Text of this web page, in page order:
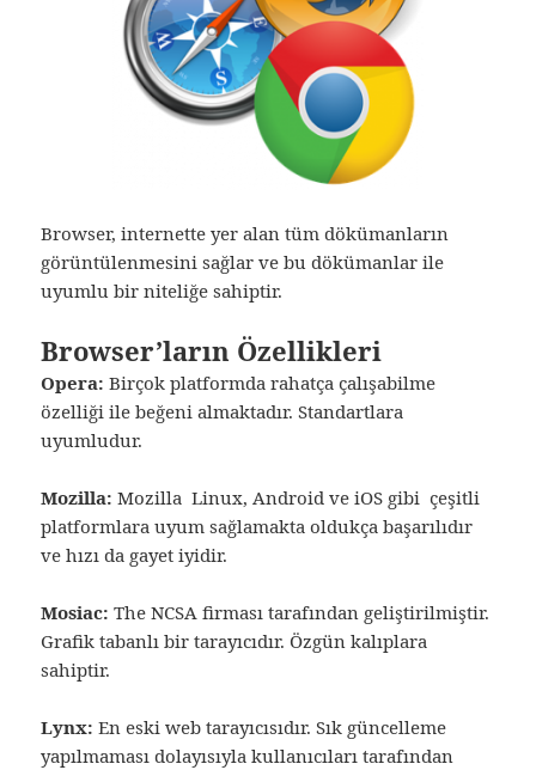
Browser, internette yer alan tüm dökümanların
görüntülenmesini sağlar ve bu dökümanlar ile
uyumlu bir niteliğe sahiptir.
Browser’ların Özellikleri
Opera: Birçok platformda rahatça çalışabilme
özelliği ile beğeni almaktadır. Standartlara
uyumludur.
Mozilla: Mozilla Linux, Android ve iOS gibi çeşitli
platformlara uyum sağlamakta oldukça başarılıdır
ve hızı da gayet iyidir.
Mosiac: The NCSA firması tarafından geliştirilmiştir.
Grafik tabanlı bir tarayıcıdır. Özgün kalıplara
sahiptir.
Lynx: En eski web tarayıcısıdır. Sık güncelleme
yapılmaması dolayısıyla kullanıcıları tarafından